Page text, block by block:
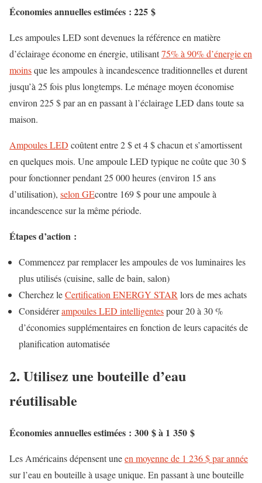
Économies annuelles estimées : 225 $
Les ampoules LED sont devenues la référence en matière
d’éclairage économe en énergie, utilisant75%à 90% d’énergie en
moinsque les ampoules à incandescence traditionnelles et durent
jusqu’à 25 fois plus longtemps. Le ménage moyen économise
environ 225 $ par an en passant à l’éclairage LED dans toute sa
maison.
Ampoules LED coûtent entre 2 $ et 4 $ chacun et s’amortissent
en quelques mois. Une ampoule LED typique ne coûte que 30 $
pour fonctionner pendant 25 000 heures (environ 15 ans
d’utilisation), selon GEcontre 169 $ pour une ampoule à
incandescence sur la même période.
Étapes d’action :
Commencez par remplacer les ampoules de vos luminaires les
plus utilisés (cuisine, salle de bain, salon)
Cherchez leCertification ENERGY STAR lors de mes achats
Considérerampoules LED intelligentespour 20 à 30 %
d’économies supplémentaires en fonction de leurs capacités de
planification automatisée
2. Utilisez une bouteille d’eau
réutilisable
Économies annuelles estimées : 300 $ à 1 350 $
Les Américains dépensent uneen moyenne de 1 236 $ par année
sur l’eau en bouteille à usage unique. En passant à une bouteille